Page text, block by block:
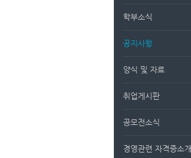
복수/부전공
장학제도
학부소식
공지사항
양식 및 자료
취업게시판
공모전소식
경영관련 자격증소개